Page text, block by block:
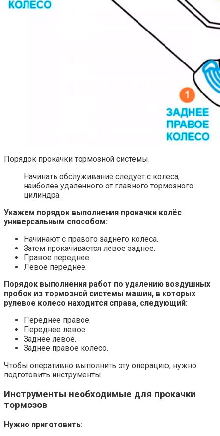
Порядок прокачки тормозной системы.
Начинать обслуживание следует с колеса,
наиболее удалённого от главного тормозного
цилиндра.
Укажем порядок выполнения прокачки колёс
универсальным способом:
Начинают с правого заднего колеса.
Затем прокачивается левое заднее.
Правое переднее.
Левое переднее.
Порядок выполнения работ по удалению воздушных
пробок из тормозной системы машин, в которых
рулевое колесо находится справа, следующий:
Переднее правое.
Переднее левое.
Заднее левое.
Заднее правое колесо.
Чтобы оперативно выполнить эту операцию, нужно
подготовить инструменты.
Инструменты необходимые для прокачки
тормозов
Нужно приготовить: